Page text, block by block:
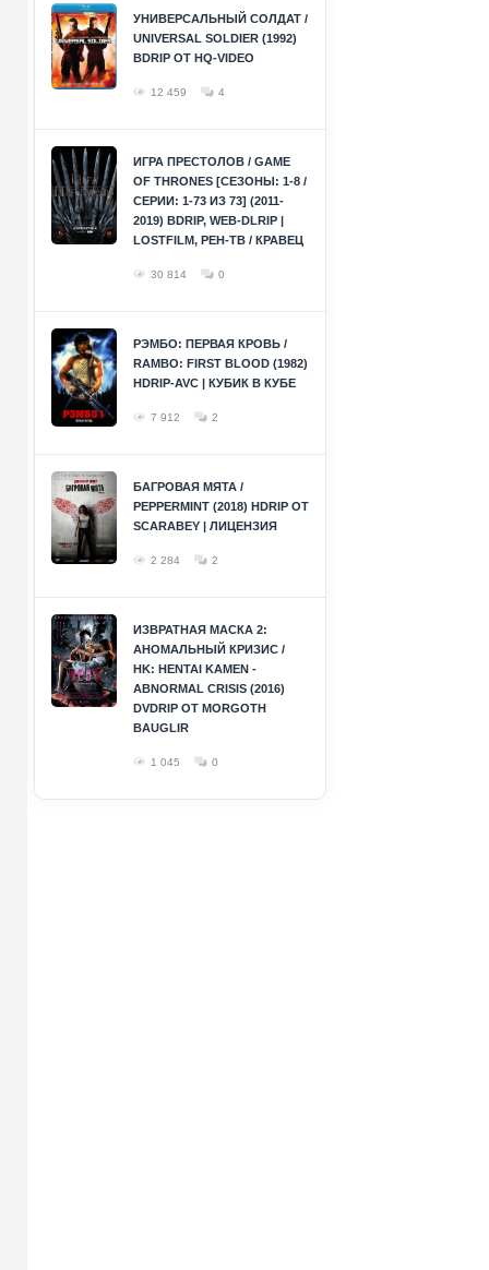
УНИВЕРСАЛЬНЫЙ СОЛДАТ /
UNIVERSAL SOLDIER (1992)
BDRIP ОТ HQ-VIDEO
12 459 4
ИГРА ПРЕСТОЛОВ / GAME
OF THRONES [СЕЗОНЫ: 1-8 /
СЕРИИ: 1-73 ИЗ 73] (2011-
2019) BDRIP, WEB-DLRIP |
LOSTFILM, РЕН-ТВ / КРАВЕЦ
30 814 0
РЭМБО: ПЕРВАЯ КРОВЬ /
RAMBO: FIRST BLOOD (1982)
HDRIP-AVC | КУБИК В КУБЕ
7 912 2
БАГРОВАЯ МЯТА /
PEPPERMINT (2018) HDRIP ОТ
SCARABEY | ЛИЦЕНЗИЯ
2 284 2
ИЗВРАТНАЯ МАСКА 2:
АНОМАЛЬНЫЙ КРИЗИС /
HK: HENTAI KAMEN -
ABNORMAL CRISIS (2016)
DVDRIP ОТ MORGOTH
BAUGLIR
1 045 0